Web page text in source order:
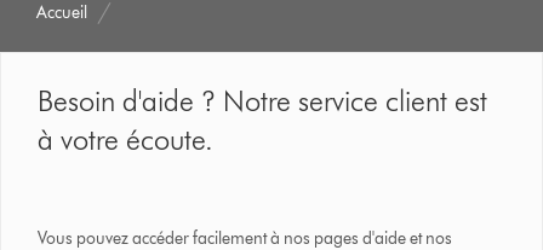
Accueil
Besoin d'aide ? Notre service client est
à votre écoute.
Vous pouvez accéder facilement à nos pages d'aide et nos